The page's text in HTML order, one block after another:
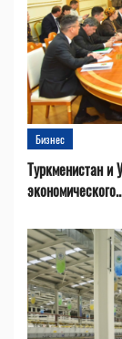
Бизнес
Туркменистан и